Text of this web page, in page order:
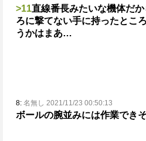
>11直線番長みたいな機体だ
ろに撃てない手に持ったとこ
うかはまあ…
8: 名無し 2021/11/23 00:50:13
ボールの腕並みには作業でき